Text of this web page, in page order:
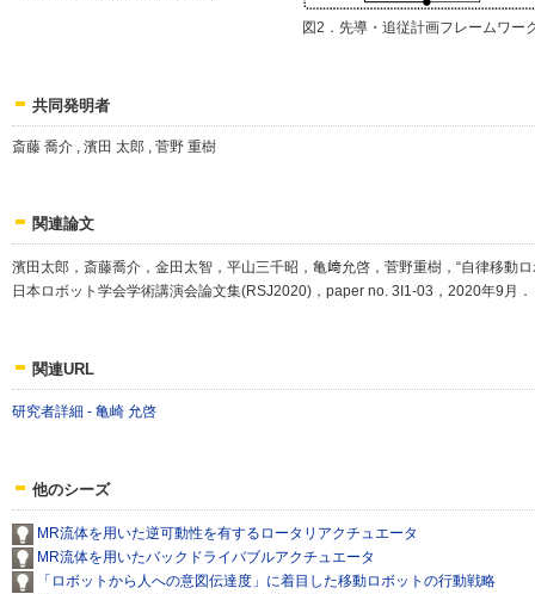
図2．先導・追従計画フレームワー
共同発明者
斎藤 喬介 , 濱田 太郎 , 菅野 重樹
関連論文
濱田太郎，斎藤喬介，金田太智，平山三千昭，亀﨑允啓，菅野重樹，“自律移動
日本ロボット学会学術講演会論文集(RSJ2020)，paper no. 3I1-03，2020年9月．
関連URL
研究者詳細 - 亀崎 允啓
他のシーズ
MR流体を用いた逆可動性を有するロータリアクチュエータ
MR流体を用いたバックドライバブルアクチュエータ
「ロボットから人への意図伝達度」に着目した移動ロボットの行動戦略